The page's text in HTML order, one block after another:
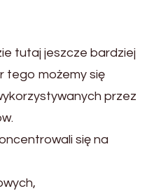
tutaj jeszcze bardziej
tego możemy się
przez
się na